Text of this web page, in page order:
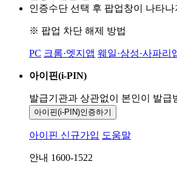
인증수단 선택 후 팝업창이 나타
※ 팝업 차단 해제 방법
PC 크롬·엣지앱 웨일·삼성·사파리
아이핀(i-PIN)
발급기관과 상관없이 본인이 발급
아이핀(i-PIN)인증하기
아이핀 신규가입 도움말
안내 1600-1522